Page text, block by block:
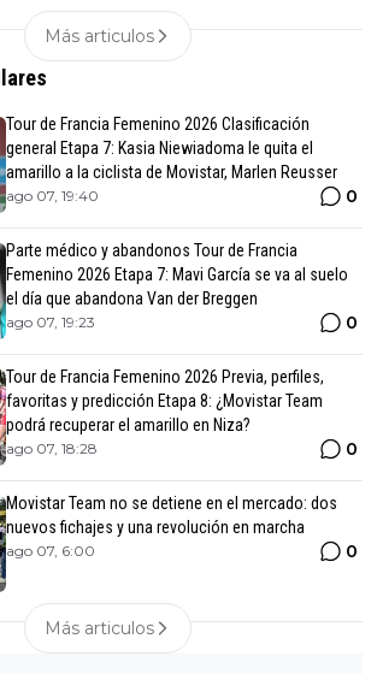
Más articulos
Tour de Francia Femenino 2026 Clasificación
general Etapa 7: Kasia Niewiadoma le quita el
amarillo a la ciclista de Movistar, Marlen Reusser
ago 07, 19:40 0
Parte médico y abandonos Tour de Francia
Femenino 2026 Etapa 7: Mavi García se va al suelo
el día que abandona Van der Breggen
ago 07, 19:23 0
Tour de Francia Femenino 2026 Previa, perfiles,
favoritas y predicción Etapa 8: ¿Movistar Team
podrá recuperar el amarillo en Niza?
ago 07, 18:28 0
Movistar Team no se detiene en el mercado: dos
nuevos fichajes y una revolución en marcha
ago 07, 6:00 0
Más articulos